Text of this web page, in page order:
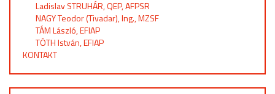
Ladislav STRUHÁR, QEP, AFPSR
NAGY Teodor (Tivadar), Ing., MZSF
TÁM László, EFIAP
TÓTH István, EFIAP
KONTAKT